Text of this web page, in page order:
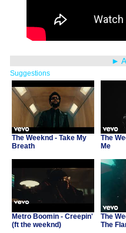
►
Suggestions
The Weeknd - Take My
Breath
The
Me
Metro Boomin - Creepin'
(ft the weeknd)
The
The